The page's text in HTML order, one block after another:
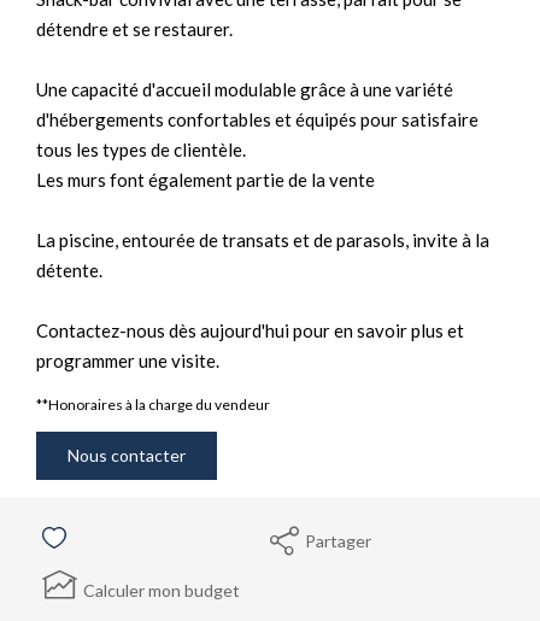
détendre et se restaurer.
Une capacité d'accueil modulable grâce à une variété
d'hébergements confortables et équipés pour satisfaire
tous les types de clientèle.
Les murs font également partie de la vente
La piscine, entourée de transats et de parasols, invite à la
détente.
Contactez-nous dès aujourd'hui pour en savoir plus et
programmer une visite.
**Honoraires à la charge du vendeur
Nous contacter
Partager
Calculer mon budget